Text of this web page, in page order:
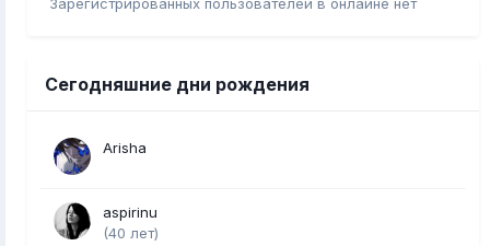
Зарегистрированных пользователей в онлайне нет
Сегодняшние дни рождения
Arisha
aspirinu
(40 лет)